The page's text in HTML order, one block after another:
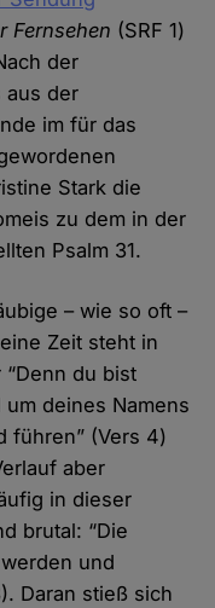
Fernsehen (SRF 1)
der
aus der
im für das
Stark die
zu dem in der
Psalm 31.
– wie so oft –
Zeit steht in
du bist
deines Namens
führen” (Vers 4)
aber
in dieser
brutal: “Die
und
Daran stieß sich